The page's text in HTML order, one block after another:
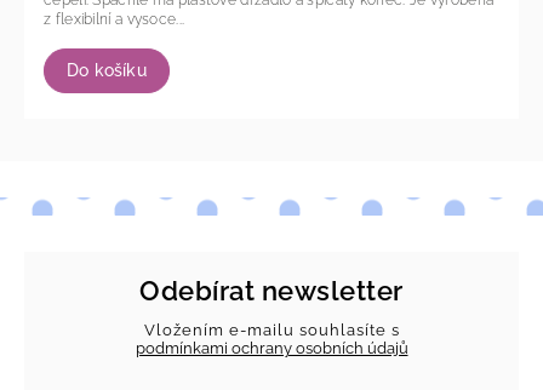
Do košíku
z flexibilní a vysoce...
Odebírat newsletter
Vložením e-mailu souhlasíte s
podmínkami ochrany osobních údajů